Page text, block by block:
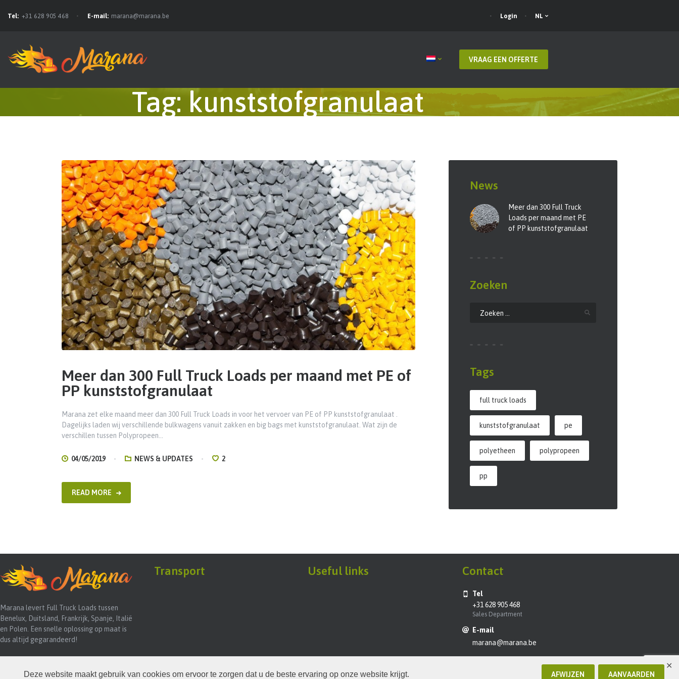
Deze website maakt gebruik van cookies om ervoor te zorgen dat u de beste ervaring op onze website krijgt. AFWIJZEN AANVAARDEN
✕
Tel: +31 628 905 468 E-mail: marana@marana.be Login NL
VRAAG EEN OFFERTE
Tag: kunststofgranulaat
Meer dan 300 Full Truck Loads per maand met PE of
PP kunststofgranulaat
Marana zet elke maand meer dan 300 Full Truck Loads in voor het vervoer van PE of PP kunststofgranulaat .
Dagelijks laden wij verschillende bulkwagens vanuit zakken en big bags met kunststofgranulaat. Wat zijn de
verschillen tussen Polypropeen…
04/05/2019 NEWS & UPDATES 2
READ MORE
News
Meer dan 300 Full Truck
Loads per maand met PE
of PP kunststofgranulaat
Zoeken
Tags
full truck loads
kunststofgranulaat pe
polyetheen polypropeen
pp
Marana levert Full Truck Loads tussen
Benelux, Duitsland, Frankrijk, Spanje, Italië
en Polen. Een snelle oplossing op maat is
dus altijd gegarandeerd!
Transport Useful links Contact
Tel
+31 628 905 468
Sales Department
E-mail
marana@marana.be
IDENTIQ2026. All Rights Reserved.